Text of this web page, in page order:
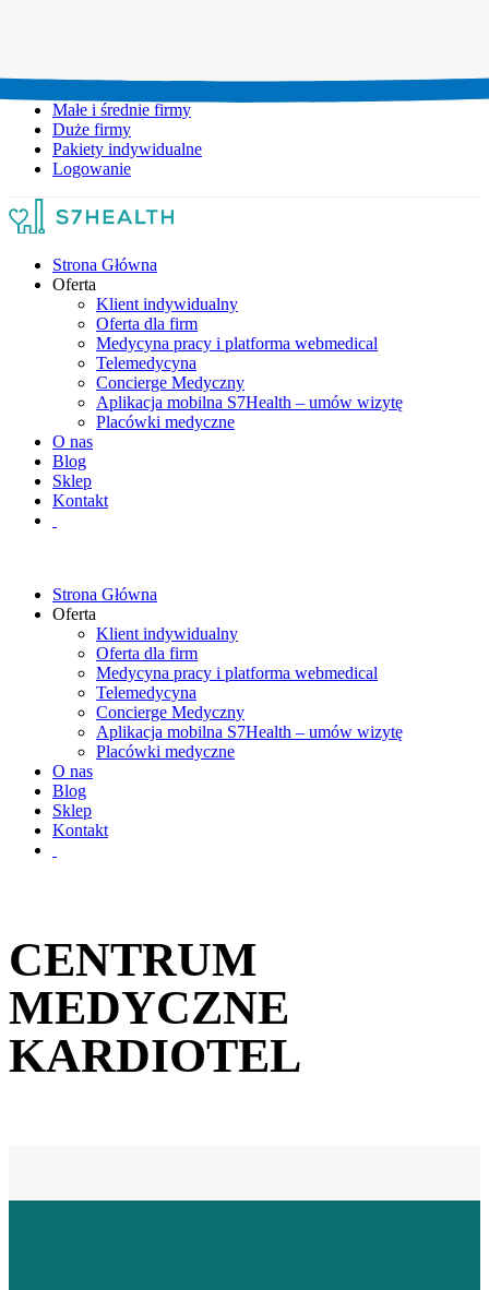
Małe i średnie firmy
Duże firmy
Pakiety indywidualne
Logowanie
Strona Główna
Oferta
Klient indywidualny
Oferta dla firm
Medycyna pracy i platforma webmedical
Telemedycyna
Concierge Medyczny
Aplikacja mobilna S7Health – umów wizytę
Placówki medyczne
O nas
Blog
Sklep
Kontakt
Strona Główna
Oferta
Klient indywidualny
Oferta dla firm
Medycyna pracy i platforma webmedical
Telemedycyna
Concierge Medyczny
Aplikacja mobilna S7Health – umów wizytę
Placówki medyczne
O nas
Blog
Sklep
Kontakt
CENTRUM
MEDYCZNE
KARDIOTEL